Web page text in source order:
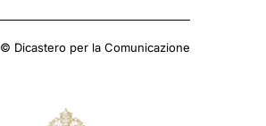
Dicastero per la Comunicazione